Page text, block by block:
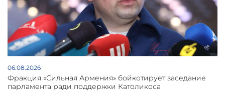
06.08.2026
Фракция «Сильная Армения» бойкотирует заседание
парламента ради поддержки Католикоса